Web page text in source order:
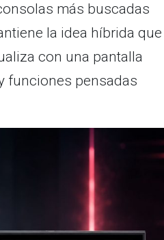
más buscadas
la idea híbrida que
con una pantalla
funciones pensadas